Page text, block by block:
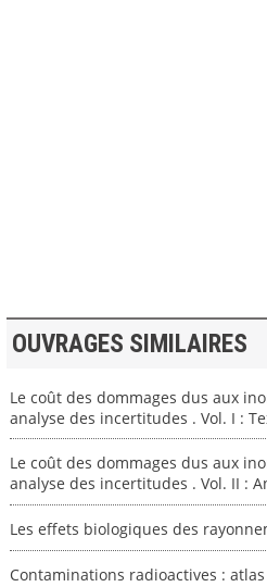
OUVRAGES SIMILAIRES
Le coût des dommages dus aux
analyse des incertitudes . Vol. I :
Le coût des dommages dus aux
analyse des incertitudes . Vol. II :
Les effets biologiques des
Contaminations radioactives :